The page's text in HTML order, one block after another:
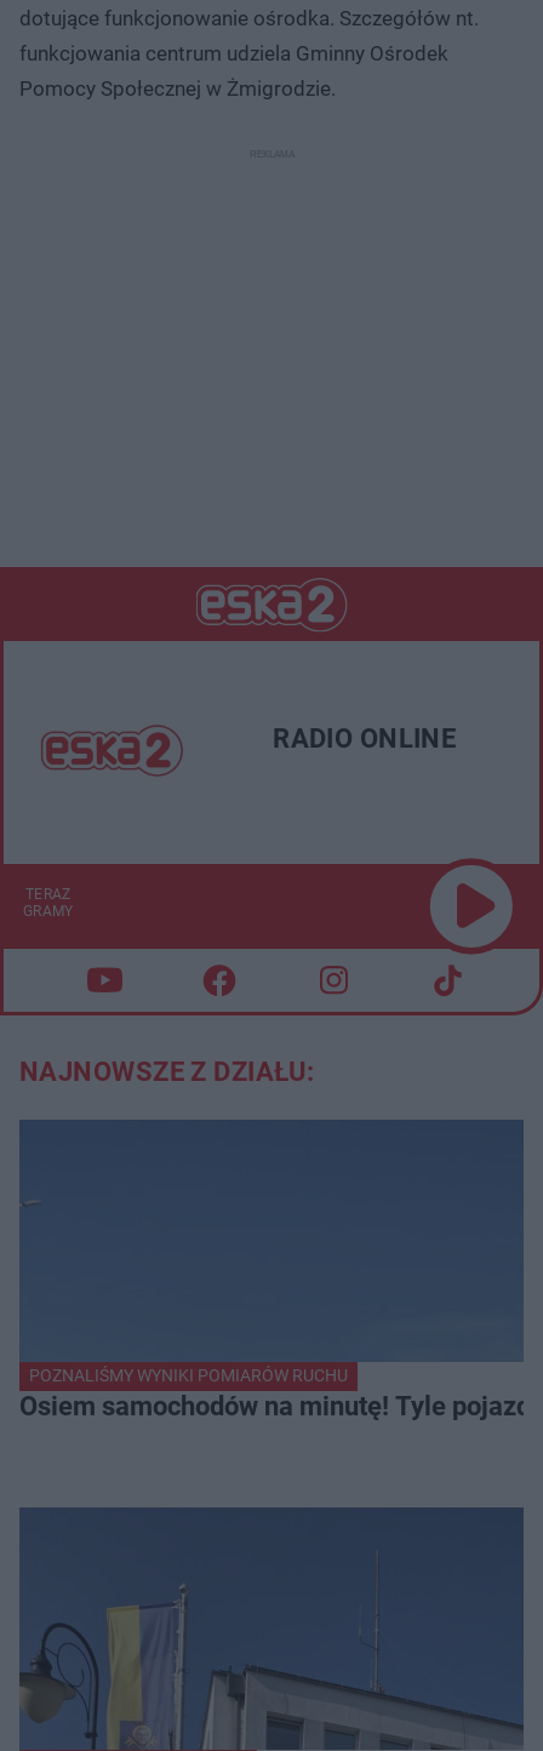
dotujące funkcjonowanie ośrodka. Szczegółów nt.
funkcjowania centrum udziela Gminny Ośrodek
Pomocy Społecznej w Żmigrodzie.
RADIO ONLINE
TERAZ
GRAMY
NAJNOWSZE Z DZIAŁU:
POZNALIŚMY WYNIKI POMIARÓW RUCHU
Osiem samochodów na minutę! Tyle